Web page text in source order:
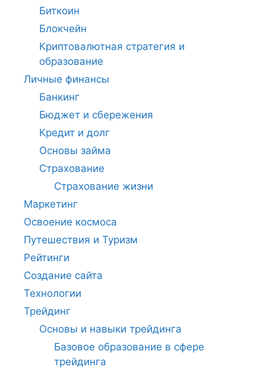
Биткоин
Блокчейн
Криптовалютная стратегия и
образование
Личные финансы
Банкинг
Бюджет и сбережения
Кредит и долг
Основы займа
Страхование
Страхование жизни
Маркетинг
Освоение космоса
Путешествия и Туризм
Рейтинги
Создание сайта
Технологии
Трейдинг
Основы и навыки трейдинга
Базовое образование в сфере
трейдинга